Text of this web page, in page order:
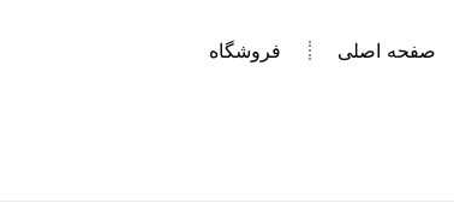
صفحه اصلی فروشگاه